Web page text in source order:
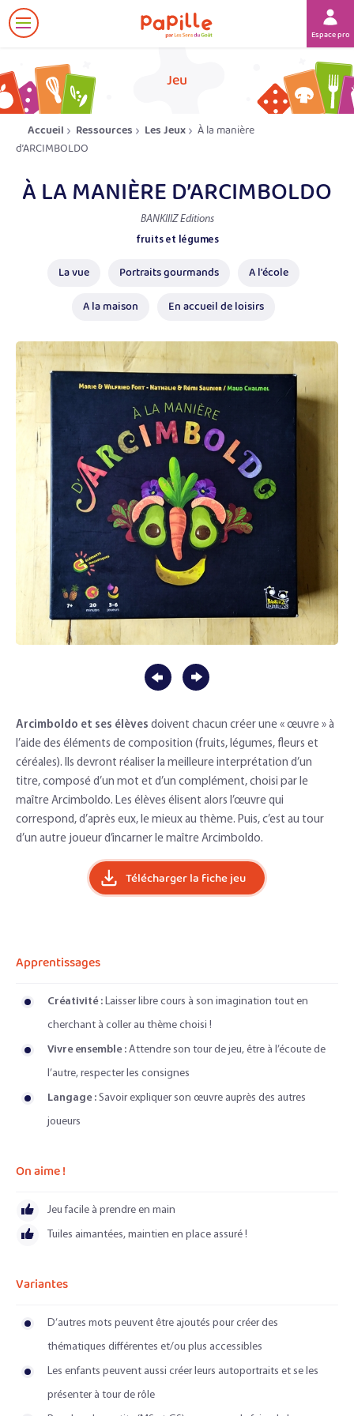
Afficher
le
Espace
Jeu
Accueil Ressources Les Jeux
À la manière
d’ARCIMBOLDO
À LA MANIÈRE D’ARCIMBOLDO
BANKIIIZ Editions
fruits et légumes
La vue Portraits gourmands A l'école
A la maison En accueil de loisirs
Arcimboldo et ses élèves doivent chacun créer une « œuvre » à
l’aide des éléments de composition (fruits, légumes, fleurs et
céréales). Ils devront réaliser la meilleure interprétation d’un
titre, composé d’un mot et d’un complément, choisi par le
maître Arcimboldo. Les élèves élisent alors l’œuvre qui
correspond, d’après eux, le mieux au thème. Puis, c’est au tour
d’un autre joueur d’incarner le maître Arcimboldo.
Télécharger la fiche jeu
Apprentissages
Créativité : Laisser libre cours à son imagination tout en
cherchant à coller au thème choisi !
Vivre ensemble : Attendre son tour de jeu, être à l’écoute de
l’autre, respecter les consignes
Langage : Savoir expliquer son œuvre auprès des autres
joueurs
On aime !
Jeu facile à prendre en main
Tuiles aimantées, maintien en place assuré !
Variantes
D’autres mots peuvent être ajoutés pour créer des
thématiques différentes et/ou plus accessibles
Les enfants peuvent aussi créer leurs autoportraits et se les
présenter à tour de rôle